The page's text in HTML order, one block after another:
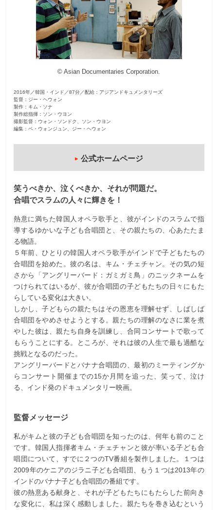
街
で
© Asian Documentaries Corporation.
2016年／韓国・インド／87分／配給：アジアンドキュメンタリーズ
監督：ジー・ヘウォン
製作：キム・ソナ
製作総指揮：ソン・ウヨン
撮影監督：ウォン・ソンドク、ソン・ウヨン
編集：ペ・ウォンジュン、ジー・ヘウォン
公式ホームページ
笑うべきか、泣くべきか、それが問題だ。
合唱でスラムの人々に輝きを！
熱意に満ちた韓国人オペラ歌手と、彼がインドのスラムで指
導するゆかいな子ども合唱団と、その親たちの、心あたたま
る物語。
５年前、ひとりの韓国人オペラ歌手がインドで子どもたちの
合唱団を始めた。彼の名は、キム・チェチャン。その気の短
さから「アングリーバード：ガミガミ鳥」のニックネームを
つけられてはいるが、彼が合唱団の子どもたちの日々にもた
らしている変化は大きい。
しかし、子どもらの親たちはその恩恵を理解せず、しばしば
合唱団をやめさせようとする。親たちの理解のなさに業を煮
やした彼は、親たち自身を訓練し、合同コンサートで歌って
もらうことにする。ところが、それは彼の人生で最も過酷な
挑戦となるのだった。
アングリーバードとバナナ合唱団の、最初のミーティングか
らコンサート開催までの15か月間を追った、笑って、泣け
る、インド発のドキュメンタリー映画。
監督メッセージ
私がキムと彼の子ども合唱団を知ったのは、何年も前のこと
です。韓国人指揮者キム・チェチャンと彼が率いる子ども合
唱団について、すでに２つのTV番組を製作しました。１つは
2009年のケニアのジラニ子ども合唱団、もう１つは2013年の
インドのバナナ子ども合唱団の番組です。
彼の熱意ある献身と、それが子どもたちにもたらした前向き
な変化に、私は深く感動しました。親たちを巻き込むという